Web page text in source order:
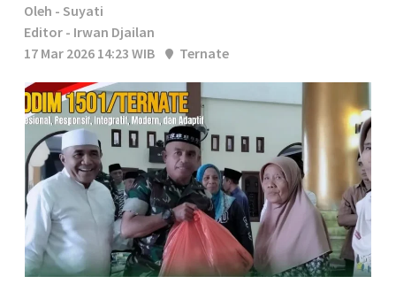
Oleh - Suyati
Editor - Irwan Djailan
17 Mar 2026 14:23 WIB
Ternate